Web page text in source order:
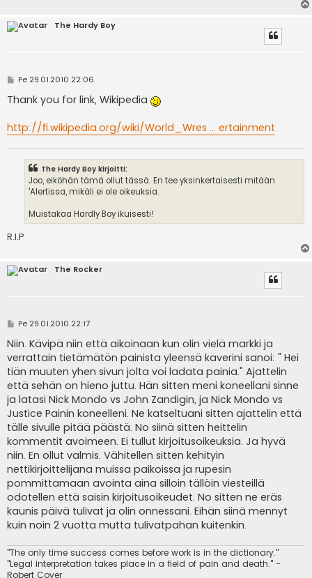
The Hardy Boy
V
e
s
i
Pe 29.01.2010 22:06
Thank you for link, Wikipedia
http://fi.wikipedia.org/wiki/World_Wres ... ertainment
The Hardy Boy kirjoitti:
Joo, eiköhän tämä ollut tässä. En tee yksinkertaisesti mitään
'Alertissa, mikäli ei ole oikeuksia.
Muistakaa Hardly Boy ikuisesti!
R.I.P
The Rocker
V
e
s
t
i
Pe 29.01.2010 22:17
Niin. Kävipä niin että aikoinaan kun olin vielä markki ja
verrattain tietämätön painista yleensä kaverini sanoi: " Hei
tiän muuten yhen sivun jolta voi ladata painia." Ajattelin
että sehän on hieno juttu. Hän sitten meni koneellani sinne
ja latasi Nick Mondo vs John Zandigin, ja Nick Mondo vs
Justice Painin koneelleni. Ne katseltuani sitten ajattelin että
tälle sivulle pitää päästä. No siinä sitten heittelin
kommentit avoimeen. Ei tullut kirjoitusoikeuksia. Ja hyvä
niin. En ollut valmis. Vähitellen sitten kehityin
nettikirjoittelijana muissa paikoissa ja rupesin
pommittamaan avointa aina silloin tällöin viesteillä
odotellen että saisin kirjoitusoikeudet. No sitten ne eräs
kaunis päivä tulivat ja olin onnessani. Eihän siinä mennyt
kuin noin 2 vuotta mutta tulivatpahan kuitenkin.
"The only time success comes before work is in the dictionary."
"Legal interpretation takes place in a field of pain and death." -
Robert Cover